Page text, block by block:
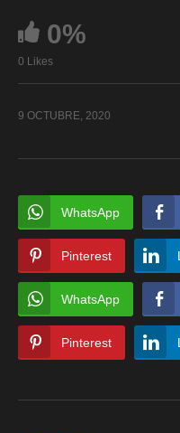
0%
0 Likes
9 OCTUBRE, 2020
WhatsApp
Pinterest
WhatsApp
Pinterest